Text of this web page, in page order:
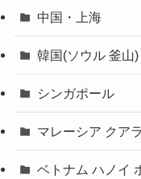
中国・上海
韓国(ソウル 釜山)
シンガポール
マレーシア クア
ベトナム ハノイ